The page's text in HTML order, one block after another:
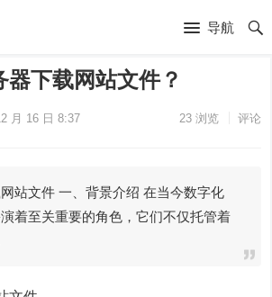
导航
器下载网站文件？
月 16 日 8:37 23浏览 评论
站文件 一、背景介绍 在当今数字化
着至关重要的角色，它们不仅托管着